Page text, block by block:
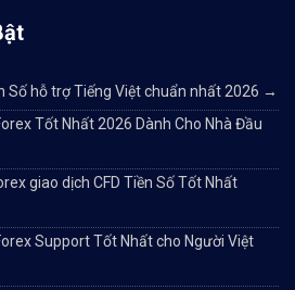
Số hỗ trợ Tiếng Việt chuẩn nhất 2026 →
Tốt Nhất 2026 Dành Cho Nhà Đầu
giao dịch CFD Tiền Số Tốt Nhất
Support Tốt Nhất cho Người Việt